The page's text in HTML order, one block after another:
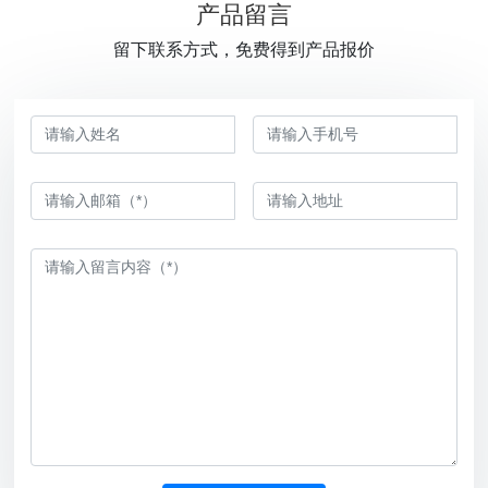
产品留言
留下联系方式，免费得到产品报价